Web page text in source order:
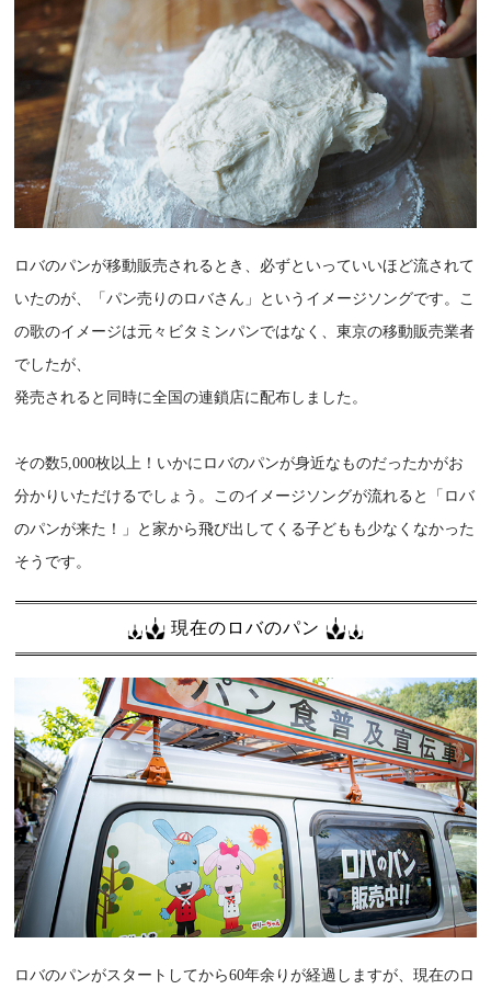
ロバのパンが移動販売されるとき、必ずといっていいほど流されて
いたのが、「パン売りのロバさん」というイメージソングです。こ
の歌のイメージは元々ビタミンパンではなく、東京の移動販売業者
でしたが、
発売されると同時に全国の連鎖店に配布しました。
その数5,000枚以上！いかにロバのパンが身近なものだったかがお
分かりいただけるでしょう。このイメージソングが流れると「ロバ
のパンが来た！」と家から飛び出してくる子どもも少なくなかった
そうです。
現在のロバのパン
ロバのパンがスタートしてから60年余りが経過しますが、現在のロ